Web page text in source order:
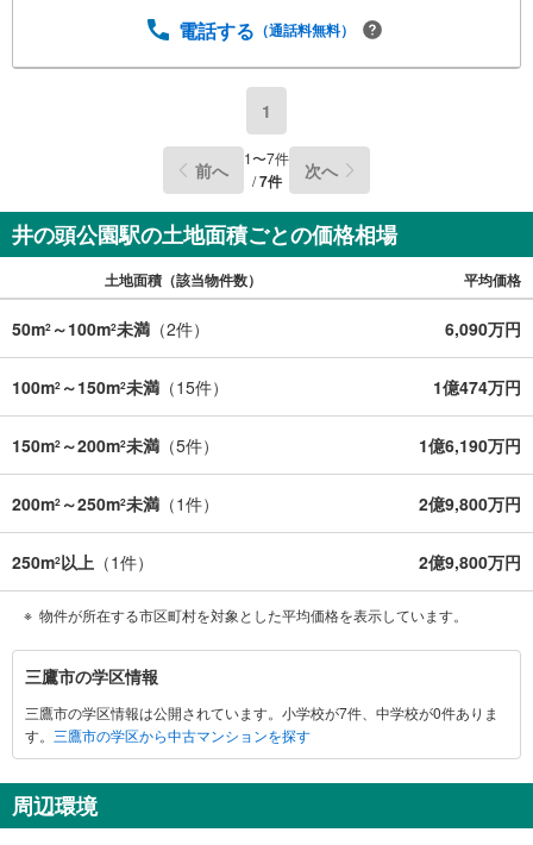
電話する （通話料無料）
1
前へ 1〜7件
/7件 次へ
井の頭公園駅の土地面積ごとの価格相場
土地面積（該当物件数） 平均価格
50m2 ～100m2未満 （2件） 6,090万円
100m2 ～150m2未満 （15件） 1億474万円
150m2 ～200m2未満 （5件） 1億6,190万円
200m2 ～250m2未満 （1件） 2億9,800万円
250m2以上 （1件） 2億9,800万円
物件が所在する市区町村を対象とした平均価格を表示しています。
鷹
市
に
す
る
三鷹市の学区情報
三鷹市の学区情報は公開されています。小学校が7件、中学校が0件ありま
す。 三鷹市の学区から中古マンションを探す
周辺環境